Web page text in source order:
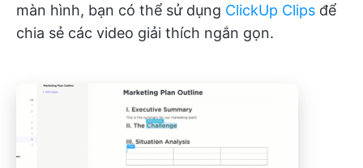
màn hình, bạn có thể sử dụng ClickUp Clips để
chia sẻ các video giải thích ngắn gọn.